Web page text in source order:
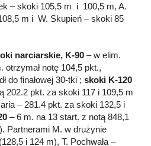
– skoki 105,5 m i 100,5 m, A.
m i W. Skupień – skoki 85
narciarskie, K-90 – w elim.
otrzymał notę 104,5 pkt.,
do finałowej 30-tki ; skoki K-120
202.2 pkt. za skoki 117 i 109,5 m
– 281.4 pkt. za skoki 132,5 i
– 6 m. na 13 start. z notą 848,1
Partnerami M. w drużynie
i 124 m), T. Pochwała –